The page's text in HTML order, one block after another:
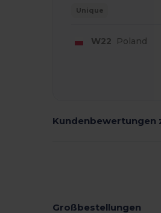
Unique
W22 Poland
Kundenbewertungen
Großbestellungen